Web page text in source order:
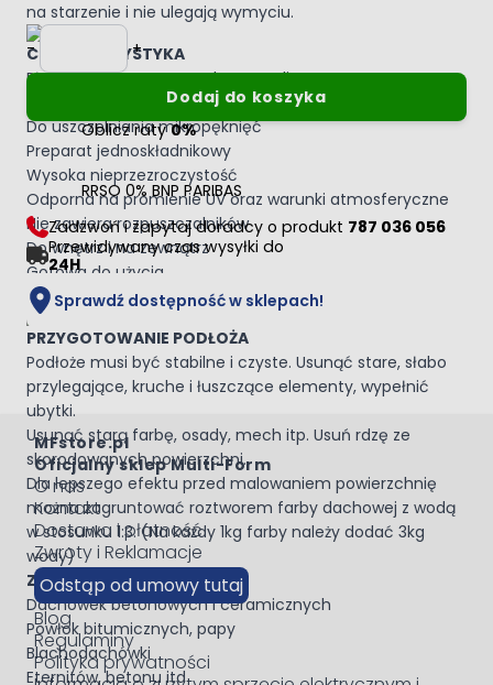
na starzenie i nie ulegają wymyciu.
CHARAKTERYSTYKA
Płynna elastyczna membrana polimerowa
Wysoce elastyczna powłoka
Do uszczelniania mikropęknięć
Preparat jednoskładnikowy
Wysoka nieprzezroczystość
Odporna na promienie UV oraz warunki atmosferyczne
Nie zawiera rozpuszczalników
Do wnętrz i na zewnątrz
Gotowa do użycia
Niepalna
PRZYGOTOWANIE PODŁOŻA
Podłoże musi być stabilne i czyste. Usunąć stare, słabo
przylegające, kruche i łuszczące elementy, wypełnić
ubytki.
Usunąć starą farbę, osady, mech itp. Usuń rdzę ze
skorodowanych powierzchni.
Dla lepszego efektu przed malowaniem powierzchnię
można zagruntować roztworem farby dachowej z wodą
w stosunku 1:3. (Na każdy 1kg farby należy dodać 3kg
wody)
ZASTOSOWANIE:
Dachówek betonowych i ceramicznych
Powłok bitumicznych, papy
Blachodachówki
Eternitów, betonu itd
-
Ilość
+
Dodaj do koszyka
Oblicz raty0%
RRSO 0% BNP PARIBAS
Zadzwoń i zapytaj doradcy o produkt 787 036 056
Przewidywany czas wysyłki do
24H
Sprawdź dostępność w sklepach!
MFstore.pl
Oficjalny sklep Multi-Form
O nas
Kontakt
Dostawa i płatność
Zwroty i Reklamacje
Odstąp od umowy tutaj
Blog
Regulaminy
Polityka prywatności